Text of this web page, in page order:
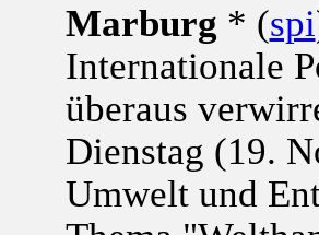
Marburg * (spi
Internationale
überaus
Dienstag (19.
Umwelt und